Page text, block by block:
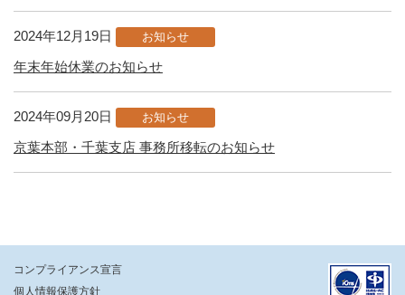
2024年12月19日 お知らせ
年末年始休業のお知らせ
2024年09月20日 お知らせ
京葉本部・千葉支店 事務所移転のお知らせ
コンプライアンス宣言
個人情報保護方針